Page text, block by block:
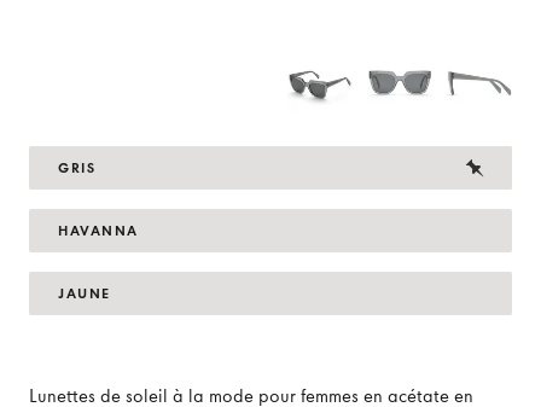
GRIS
HAVANNA
JAUNE
Lunettes de soleil à la mode pour femmes en acétate en